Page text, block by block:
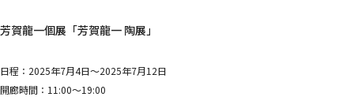
芳賀龍一個展「芳賀龍一 陶展」
日程：2025年7月4日〜2025年7月12日
開廊時間：11:00〜19:00